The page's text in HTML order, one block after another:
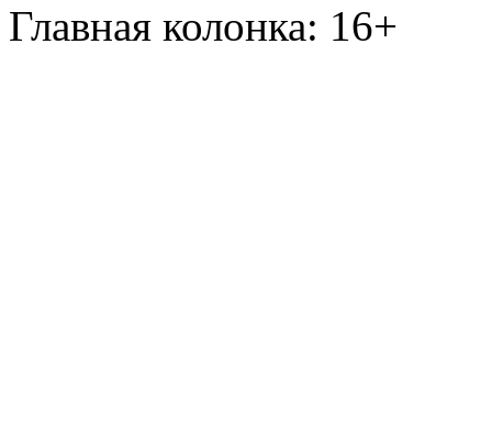
Главная колонка: 16+